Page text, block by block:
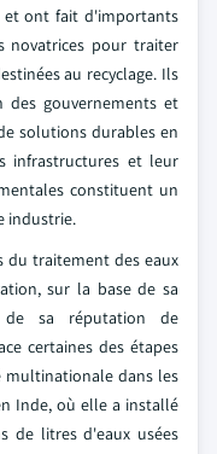
et ont fait d'importants
novatrices pour traiter
au recyclage. Ils
des gouvernements et
solutions durables en
infrastructures et leur
constituent un
industrie.
du traitement des eaux
sur la base de sa
sa réputation de
certaines des étapes
multinationale dans les
Inde, où elle a installé
de litres d'eaux usées